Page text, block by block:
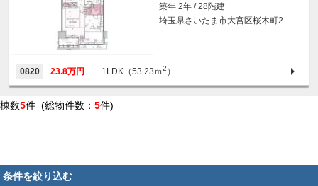
築年 2年 / 28階建
埼玉県さいたま市大宮区桜木町2
0820 23.8万円 1LDK（53.23ｍ2 ）
棟数5件 (総物件数： 5件)
条件を絞り込む